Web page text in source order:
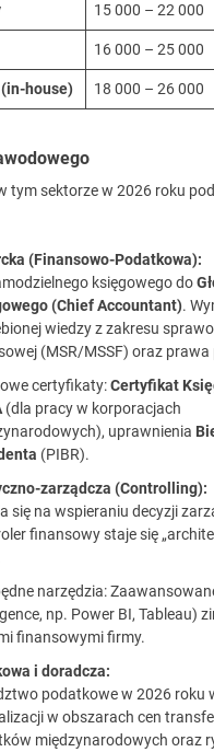
15 000 – 22 000
16 000 – 25 000
house) 18 000 – 26 000
tym sektorze w 2026 roku
(Finansowo-Podatkowa):
księgowego do
(Chief Accountant).
wiedzy z zakresu
(MSR/MSSF) oraz
certyfikaty:Certyfikat
(dla pracy w korporacjach
uprawnienia
(PIBR).
zarządcza (Controlling):
się na wspieraniu decyzji
finansowy staje się
narzędzia:
np. Power BI, Tableau)
finansowymi firmy.
i doradcza:
podatkowe w 2026 roku
w obszarach cen
międzynarodowych oraz